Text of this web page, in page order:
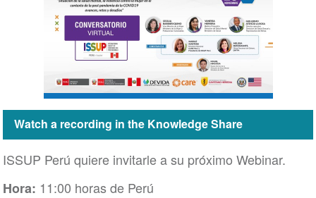
Watch a recording in the Knowledge Share
ISSUP Perú quiere invitarle a su próximo Webinar.
Hora: 11:00 horas de Perú